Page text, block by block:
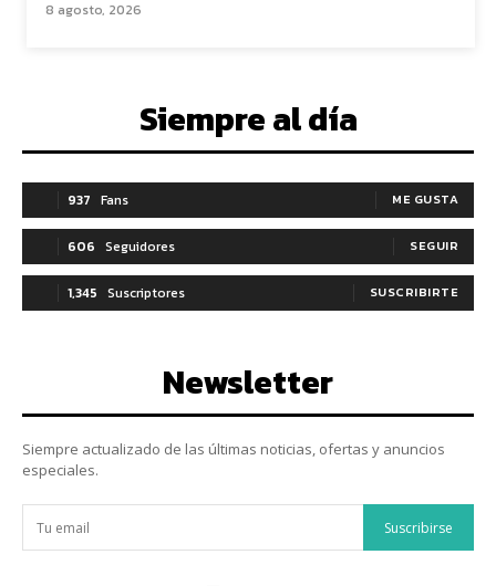
8 agosto, 2026
Siempre al día
937 Fans ME GUSTA
606 Seguidores SEGUIR
1,345 Suscriptores SUSCRIBIRTE
Newsletter
Siempre actualizado de las últimas noticias, ofertas y anuncios
especiales.
Suscribirse